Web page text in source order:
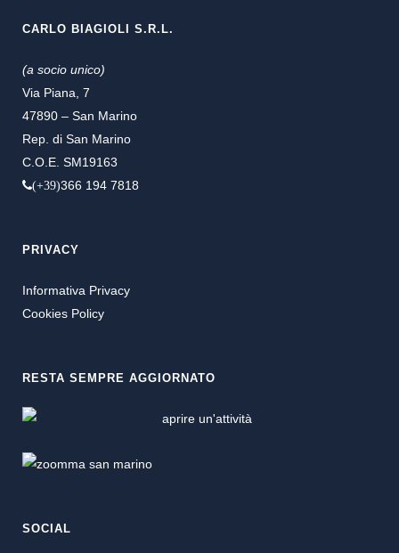
CARLO BIAGIOLI S.R.L.
(a socio unico)
Via Piana, 7
47890 – San Marino
Rep. di San Marino
C.O.E. SM19163
(+39)366 194 7818
PRIVACY
Informativa Privacy
Cookies Policy
RESTA SEMPRE AGGIORNATO
SOCIAL